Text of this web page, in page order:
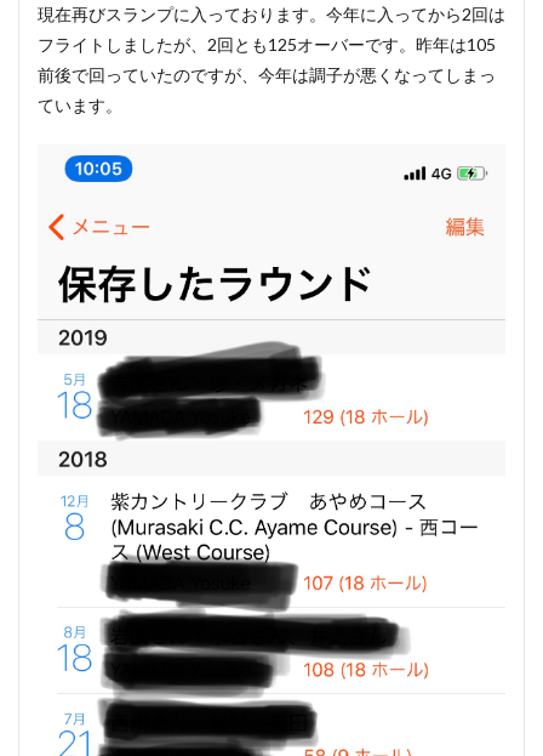
現在再びスランプに入っております。今年に入ってから2回は
フライトしましたが、2回とも125オーバーです。昨年は105
前後で回っていたのですが、今年は調子が悪くなってしまっ
ています。